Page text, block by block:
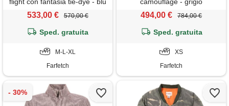
533,00 € 570,00 €
Sped. gratuita
M-L-XL
Farfetch
494,00 € 784,00 €
Sped. gratuita
XS
Farfetch